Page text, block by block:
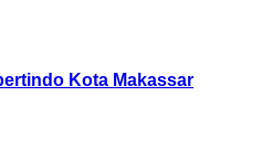
Kota Makassar